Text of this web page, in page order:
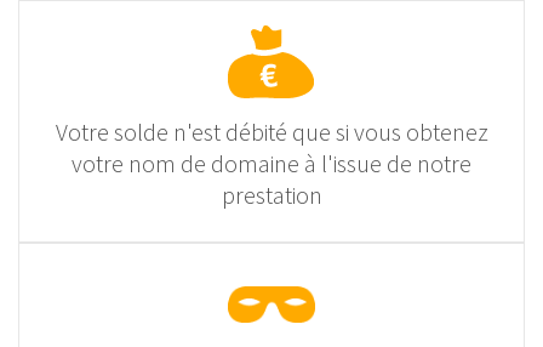
Votre solde n'est débité que si vous obtenez
votre nom de domaine à l'issue de notre
prestation